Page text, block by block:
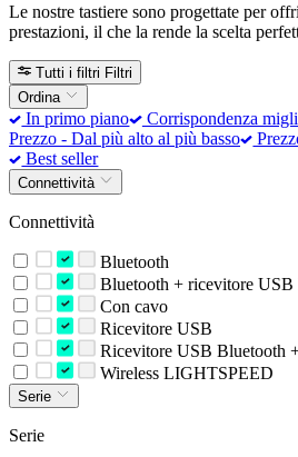
Le nostre tastiere sono progettate per
prestazioni, il che la rende la scelta
Tutti i filtri Filtri
Ordina
In primo piano Corrispondenza
Prezzo - Dal più alto al più basso
Best seller
Connettività
Connettività
Bluetooth
Bluetooth + ricevitore
Con cavo
Ricevitore USB
Ricevitore USB Bluetooth
Wireless LIGHTSPEED
Serie
Serie